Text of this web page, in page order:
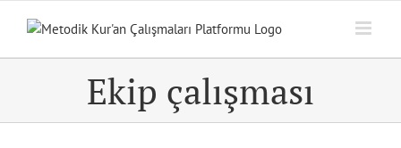
Ekip çalışması